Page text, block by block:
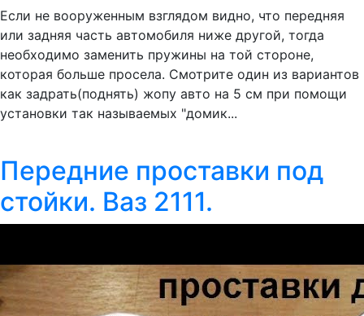
Если не вооруженным взглядом видно, что передняя
или задняя часть автомобиля ниже другой, тогда
необходимо заменить пружины на той стороне,
которая больше просела. Смотрите один из вариантов
как задрать(поднять) жопу авто на 5 см при помощи
установки так называемых "домик...
Передние проставки под
стойки. Ваз 2111.